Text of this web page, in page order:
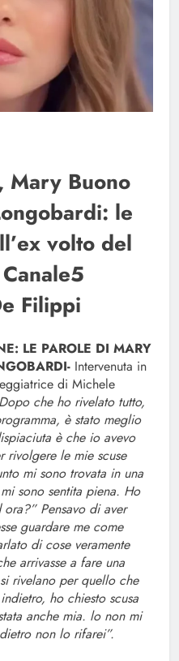
Mary Buono
le
volto del
Filippi
LE PAROLE DI MARY
Intervenuta in
di Michele
che ho rivelato tutto,
è stato meglio
è che io avevo
le mie scuse
mi sono trovata in una
sono sentita piena. Ho
Pensavo di aver
guardare me come
di cose veramente
arrivasse a fare una
rivelano per quello che
ho chiesto scusa
anche mia. lo non mi
non lo rifarei”.